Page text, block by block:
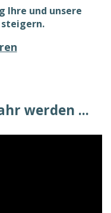
Ihre und unsere
werden ...